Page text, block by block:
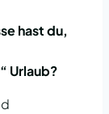
hast du,
Urlaub?